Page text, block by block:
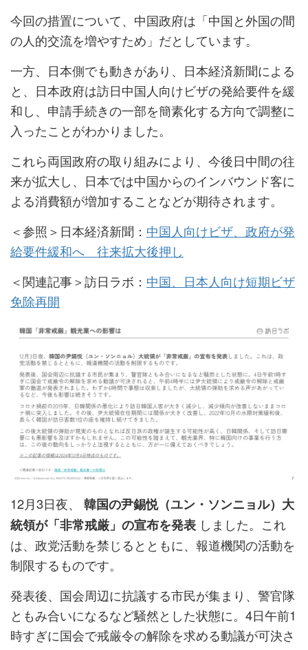
今回の措置について、中国政府は「中国と外国の間
の人的交流を増やすため」だとしています。
一方、日本側でも動きがあり、日本経済新聞による
と、日本政府は訪日中国人向けビザの発給要件を緩
和し、申請手続きの一部を簡素化する方向で調整に
入ったことがわかりました。
これら両国政府の取り組みにより、今後日中間の往
来が拡大し、日本では中国からのインバウンド客に
よる消費額が増加することなどが期待されます。
＜参照＞日本経済新聞： 中国人向けビザ、政府が発
給要件緩和へ 往来拡大後押し
＜関連記事＞訪日ラボ： 中国、日本人向け短期ビザ
免除再開
12月3日夜、 韓国の尹錫悦（ユン・ソンニョル）大
統領が「非常戒厳」の宣布を発表 しました。これ
は、政党活動を禁じるとともに、報道機関の活動を
制限するものです。
発表後、国会周辺に抗議する市民が集まり、警官隊
ともみ合いになるなど騒然とした状態に。4日午前1
時すぎに国会で戒厳令の解除を求める動議が可決さ